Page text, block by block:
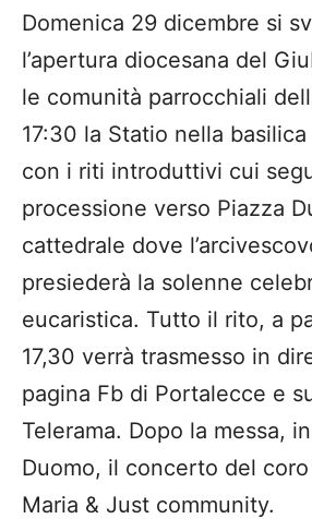
Domenica 29 dicembre si
l’apertura diocesana del
le comunità parrocchiali
17:30 la Statio nella
con i riti introduttivi cui
processione verso Piazza
cattedrale dove
presiederà la solenne
eucaristica. Tutto il rito, a
17,30 verrà trasmesso in
pagina Fb di Portalecce e
Telerama. Dopo la messa,
Duomo, il concerto del
Maria & Just community.